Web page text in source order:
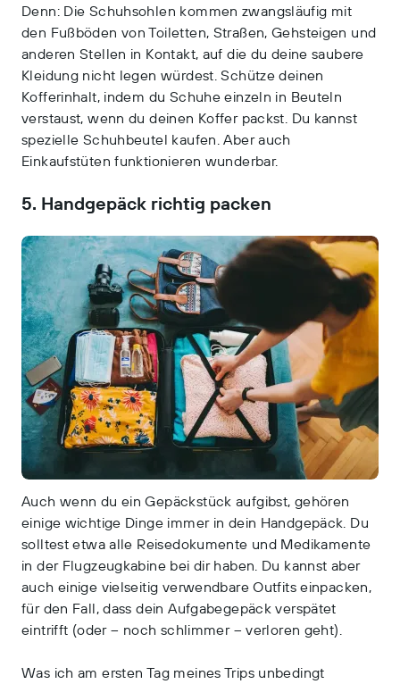
Denn: Die Schuhsohlen kommen zwangsläufig mit
den Fußböden von Toiletten, Straßen, Gehsteigen und
anderen Stellen in Kontakt, auf die du deine saubere
Kleidung nicht legen würdest. Schütze deinen
Kofferinhalt, indem du Schuhe einzeln in Beuteln
verstaust, wenn du deinen Koffer packst. Du kannst
spezielle Schuhbeutel kaufen. Aber auch
Einkaufstüten funktionieren wunderbar.
5. Handgepäck richtig packen
Auch wenn du ein Gepäckstück aufgibst, gehören
einige wichtige Dinge immer in dein Handgepäck. Du
solltest etwa alle Reisedokumente und Medikamente
in der Flugzeugkabine bei dir haben. Du kannst aber
auch einige vielseitig verwendbare Outfits einpacken,
für den Fall, dass dein Aufgabegepäck verspätet
eintrifft (oder – noch schlimmer – verloren geht).
Was ich am ersten Tag meines Trips unbedingt